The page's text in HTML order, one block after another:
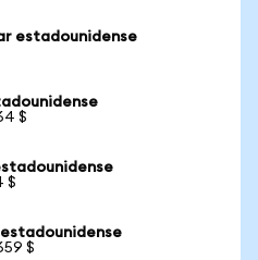
estadounidense
$
$
$